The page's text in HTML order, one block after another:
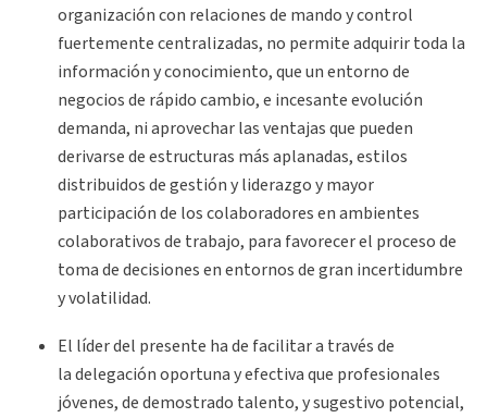
organización con relaciones de mando y control
fuertemente centralizadas, no permite adquirir toda la
información y conocimiento, que un entorno de
negocios de rápido cambio, e incesante evolución
demanda, ni aprovechar las ventajas que pueden
derivarse de estructuras más aplanadas, estilos
distribuidos de gestión y liderazgo y mayor
participación de los colaboradores en ambientes
colaborativos de trabajo, para favorecer el proceso de
toma de decisiones en entornos de gran incertidumbre
y volatilidad.
El líder del presente ha de facilitar a través de
la delegación oportuna y efectiva que profesionales
jóvenes, de demostrado talento, y sugestivo potencial,